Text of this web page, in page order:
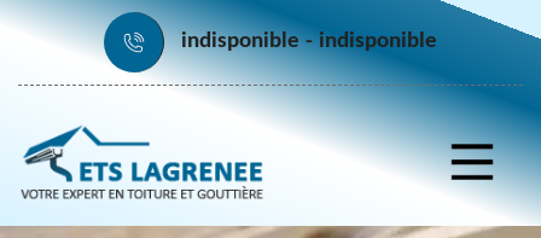
indisponible indisponible